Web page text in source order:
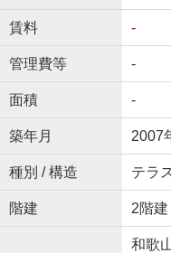
賃料 -
管理費等 -
面積 -
築年月 2007
種別 / 構造 テラ
階建 2階建
和歌